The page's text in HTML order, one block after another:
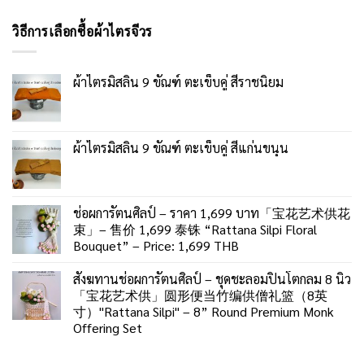
วิธีการเลือกซื้อผ้าไตรจีวร
ผ้าไตรมิสลิน 9 ขัณฑ์ ตะเข็บคู่ สีราชนิยม
ผ้าไตรมิสลิน 9 ขัณฑ์ ตะเข็บคู่ สีแก่นขนุน
ช่อผการัตนศิลป์ – ราคา 1,699 บาท「宝花艺术供花
束」– 售价 1,699 泰铢 “Rattana Silpi Floral
Bouquet” – Price: 1,699 THB
สังฆทานช่อผการัตนศิลป์ – ชุดชะลอมปิ่นโตกลม 8 นิ้ว
「宝花艺术供」圆形便当竹编供僧礼篮（8英
寸）"Rattana Silpi" – 8” Round Premium Monk
Offering Set